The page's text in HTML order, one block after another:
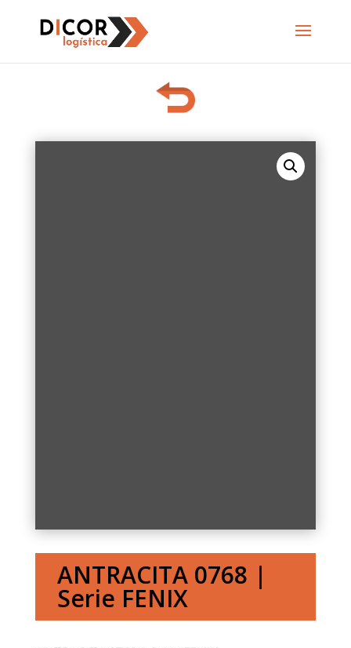
ANTRACITA 0768 |
Serie FENIX